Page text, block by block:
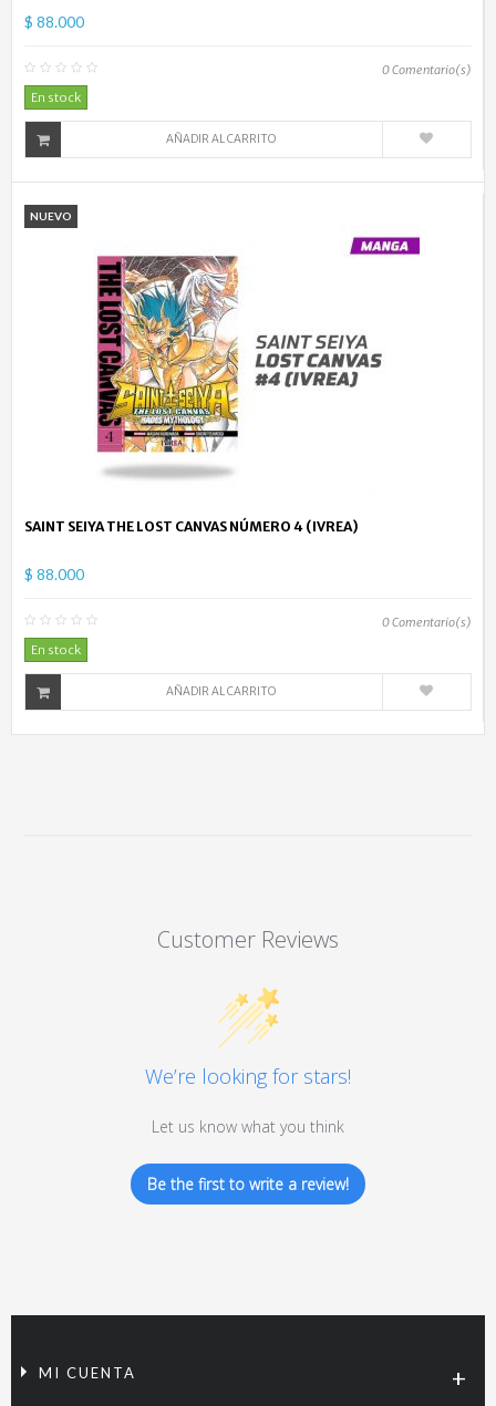
$ 88.000
0Comentario(s)
En stock
AÑADIR AL CARRITO
NUEVO
SAINT SEIYA THE LOST CANVAS NÚMERO 4 (IVREA)
$ 88.000
0Comentario(s)
En stock
AÑADIR AL CARRITO
Customer Reviews
We’re looking for stars!
Let us know what you think
Be the first to write a review!
MI CUENTA